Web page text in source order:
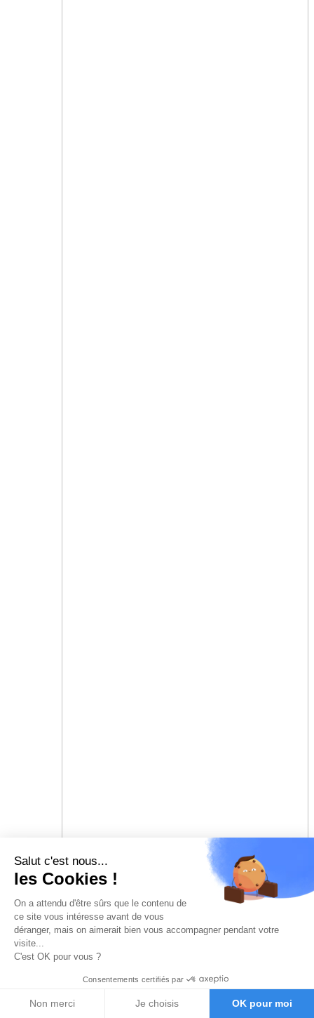
Salut c'est nous...
les Cookies !
On a attendu d'être sûrs que le contenu de
ce site vous intéresse avant de vous
déranger, mais on aimerait bien vous accompagner pendant votre
visite...
C'est OK pour vous ?
Consentements certifiés par
Non merci Je choisis OK pour moi